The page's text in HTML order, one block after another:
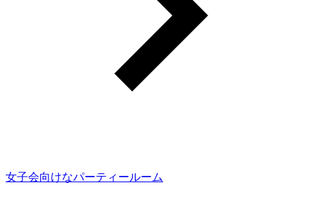
女子会向けなパーティールーム